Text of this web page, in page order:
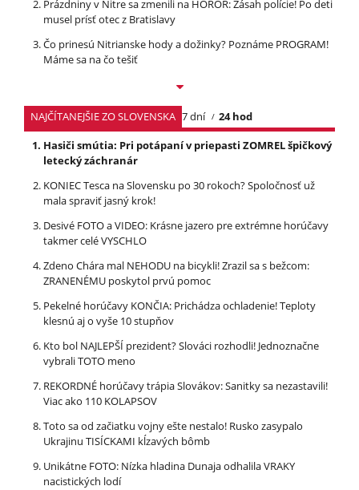
Prázdniny v Nitre sa zmenili na HOROR: Zásah polície! Po deti
musel prísť otec z Bratislavy
Čo prinesú Nitrianske hody a dožinky? Poznáme PROGRAM!
Máme sa na čo tešiť
NAJČÍTANEJŠIE ZO SLOVENSKA 7 dní
24 hod
Hasiči smútia: Pri potápaní v priepasti ZOMREL špičkový
letecký záchranár
KONIEC Tesca na Slovensku po 30 rokoch? Spoločnosť už
mala spraviť jasný krok!
Desivé FOTO a VIDEO: Krásne jazero pre extrémne horúčavy
takmer celé VYSCHLO
Zdeno Chára mal NEHODU na bicykli! Zrazil sa s bežcom:
ZRANENÉMU poskytol prvú pomoc
Pekelné horúčavy KONČIA: Prichádza ochladenie! Teploty
klesnú aj o vyše 10 stupňov
Kto bol NAJLEPŠÍ prezident? Slováci rozhodli! Jednoznačne
vybrali TOTO meno
REKORDNÉ horúčavy trápia Slovákov: Sanitky sa nezastavili!
Viac ako 110 KOLAPSOV
Toto sa od začiatku vojny ešte nestalo! Rusko zasypalo
Ukrajinu TISÍCKAMI kĺzavých bômb
Unikátne FOTO: Nízka hladina Dunaja odhalila VRAKY
nacistických lodí